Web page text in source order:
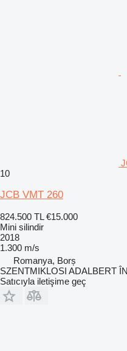
10
JCB VMT 260
824.500 TL €15.000
Mini silindir
2018
1.300 m/s
Romanya, Borș
SZENTMIKLOSI ADALBERT
Satıcıyla iletişime geç